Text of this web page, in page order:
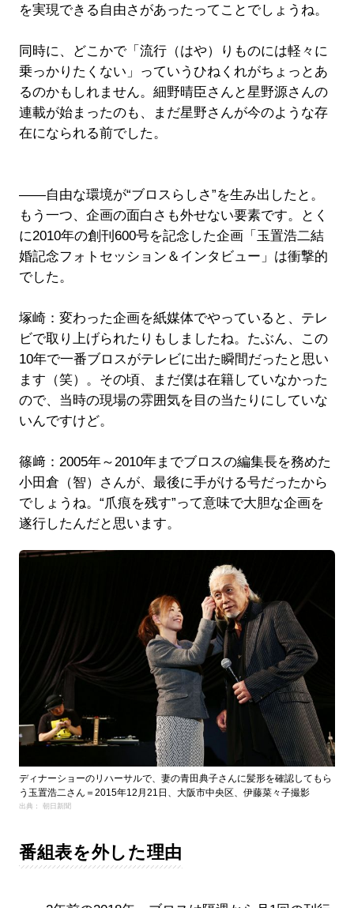
を実現できる自由さがあったってことでしょうね。
同時に、どこかで「流行（はや）りものには軽々に
乗っかりたくない」っていうひねくれがちょっとあ
るのかもしれません。細野晴臣さんと星野源さんの
連載が始まったのも、まだ星野さんが今のような存
在になられる前でした。
――自由な環境が“ブロスらしさ”を生み出したと。
もう一つ、企画の面白さも外せない要素です。とく
に2010年の創刊600号を記念した企画「玉置浩二結
婚記念フォトセッション＆インタビュー」は衝撃的
でした。
塚崎：変わった企画を紙媒体でやっていると、テレ
ビで取り上げられたりもしましたね。たぶん、この
10年で一番ブロスがテレビに出た瞬間だったと思い
ます（笑）。その頃、まだ僕は在籍していなかった
ので、当時の現場の雰囲気を目の当たりにしていな
いんですけど。
篠﨑：2005年～2010年までブロスの編集長を務めた
小田倉（智）さんが、最後に手がける号だったから
でしょうね。“爪痕を残す”って意味で大胆な企画を
遂行したんだと思います。
ディナーショーのリハーサルで、妻の青田典子さんに髪形を確認してもら
う玉置浩二さん＝2015年12月21日、大阪市中央区、伊藤菜々子撮影
出典： 朝日新聞
番組表を外した理由